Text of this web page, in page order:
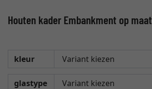
Houten kader Embankment op maat
kleur
glastype